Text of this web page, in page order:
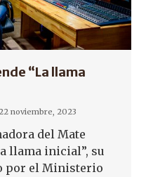
“La llama
22 noviembre, 2023
del Mate
llama inicial”, su
por el Ministerio